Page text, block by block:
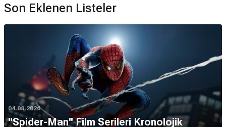
Son Eklenen Listeler
04.08.2026
''Spider-Man'' Film Serileri Kronolojik